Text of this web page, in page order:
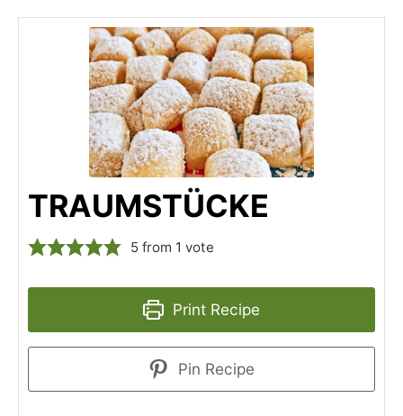
TRAUMSTÜCKE
5 from 1 vote
Print Recipe
Pin Recipe